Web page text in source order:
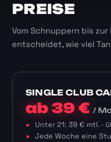
PREISE
Vom Schnuppern bis
entscheidet, wie viel
SINGLE CLUB
ab 39 €/
Unter 21: 39 € mtl. ·
Jede Woche eine